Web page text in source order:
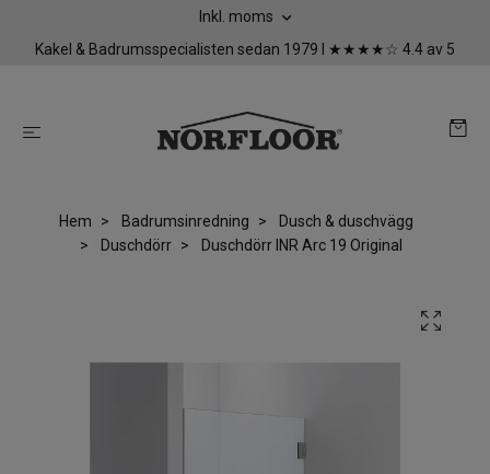
Inkl. moms
Kakel & Badrumsspecialisten sedan 1979 I ★★★★☆ 4.4 av 5
Hem Badrumsinredning
Dusch & duschvägg
Duschdörr
Duschdörr INR Arc 19 Original